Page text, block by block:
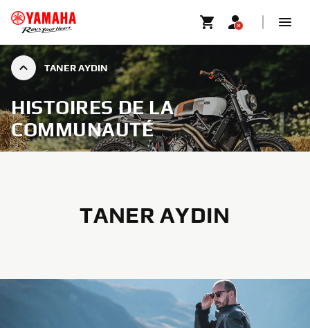
TANER AYDIN
HISTOIRES DE LA
COMMUNAUTÉ
TANER AYDIN